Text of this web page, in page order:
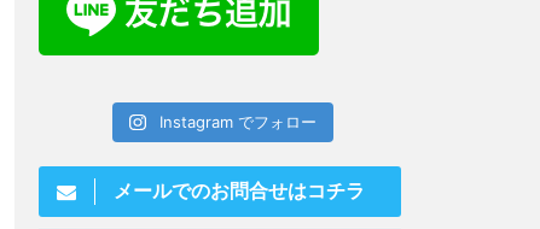
Instagram でフォロー
メールでのお問合せはコチラ